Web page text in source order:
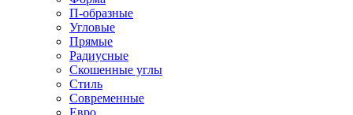
П-образные
Угловые
Прямые
Радиусные
Скошенные углы
Стиль
Современные
Евро